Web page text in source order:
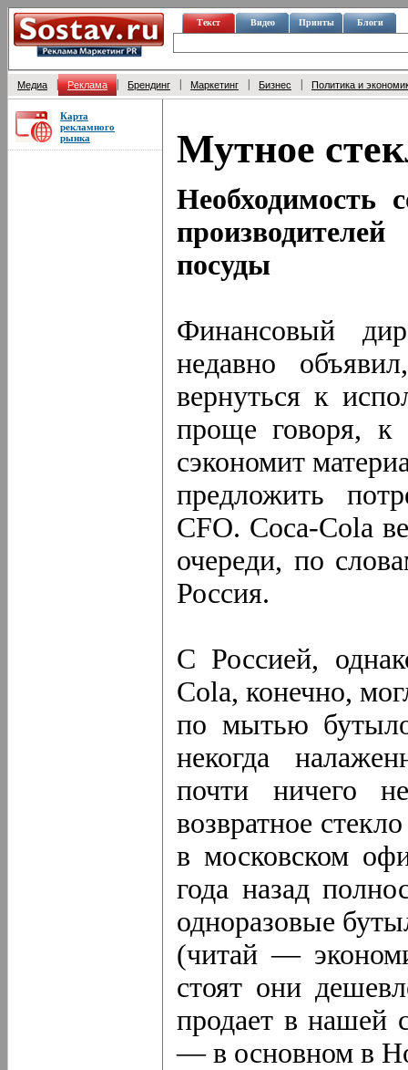
Текст Видео Принты Блоги
Медиа Реклама Брендинг Маркетинг Бизнес Политика и
Карта
рекламного
рынка
Мутное
Необходимость
посуды
Финансовый
недавно
вернуться к
проще говоря, к
сэкономит
предложить
CFO. Coca-Cola
очереди, по
Россия.
С Россией,
Cola, конечно,
по мытью
некогда
почти ничего
возвратное
в московском
года назад
одноразовые
(читай —
стоят они
продает в нашей
— в основном в